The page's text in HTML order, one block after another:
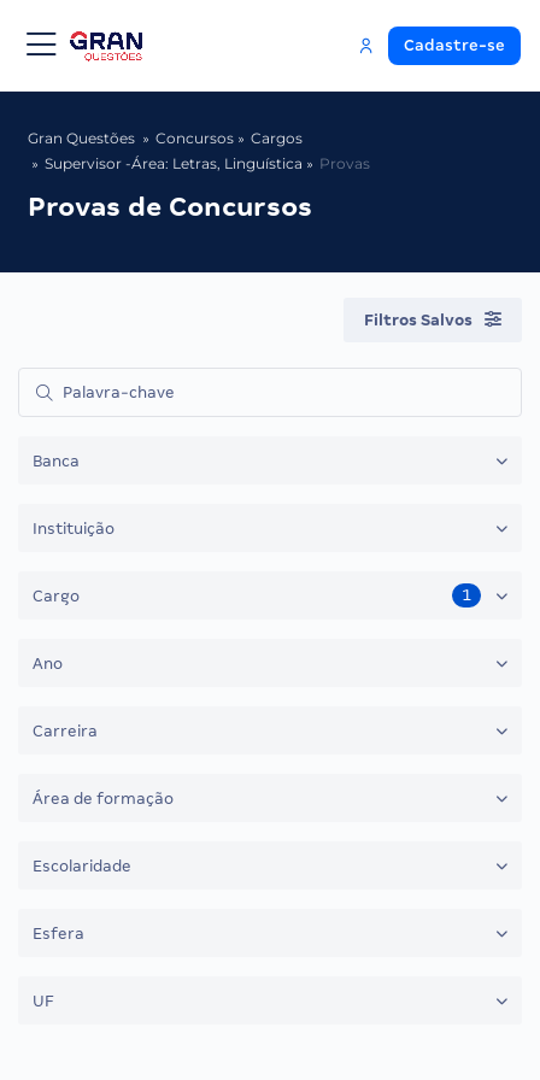
Cadastre-se
Gran Questões Concursos
Cargos
Supervisor -Área: Letras, Linguística
Provas
Provas de Concursos
Filtros Salvos
Banca
Instituição
Cargo 1
Ano
Carreira
Área de formação
Escolaridade
Esfera
UF